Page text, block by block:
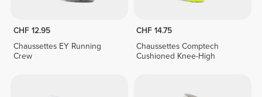
CHF 12.95
Chaussettes EY Running
Crew
CHF 14.75
Chaussettes Comptech
Cushioned Knee-High